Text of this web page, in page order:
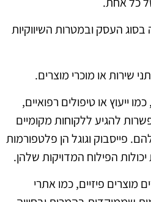
העסק ובמטרות השיווקיות
שירות או מוכרי מוצרים.
ייעוץ או טיפולים רפואיים,
להגיע ללקוחות מקומיים
פייסבוק וגוגל הן פלטפורמות
הפילוח המדויקות שלהן.
פיזיים, כמו אתרי